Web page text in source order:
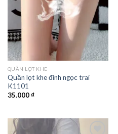
QUẦN LỌT KHE
Quần lọt khe đính ngọc trai
K1101
35.000₫